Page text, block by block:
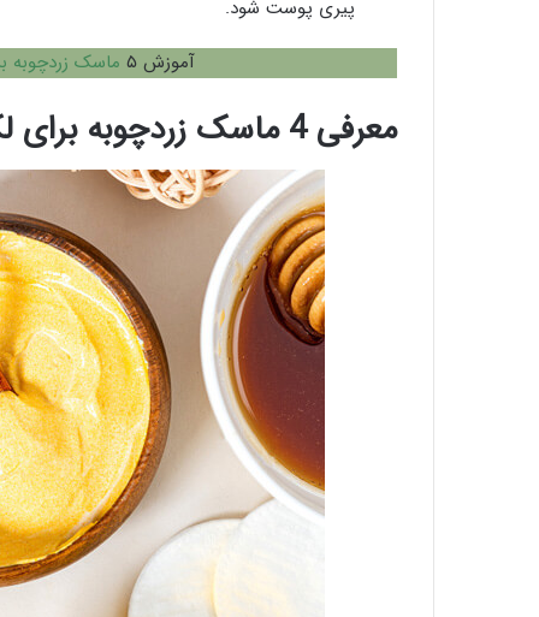
پیری پوست شود.
آموزش ۵
ماسک
معرفی 4 ماسک زردچوبه برای لک صورت